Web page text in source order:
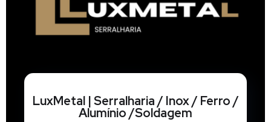
LuxMetal | Serralharia / Inox / Ferro /
Alumínio /Soldagem